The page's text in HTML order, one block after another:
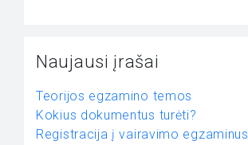
Naujausi įrašai
Teorijos egzamino temos
Kokius dokumentus turėti?
Registracija į vairavimo egzaminus